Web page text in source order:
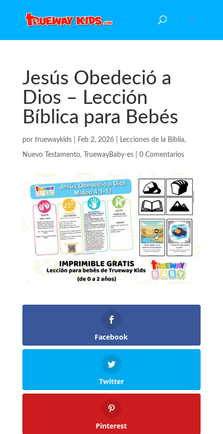
Jesús Obedeció a
Dios – Lección
Bíblica para Bebés
por truewaykids| Feb 2, 2026| Lecciones de la Biblia,
Nuevo Testamento, TruewayBaby-es| 0 Comentarios
Facebook
Twitter
Pinterest